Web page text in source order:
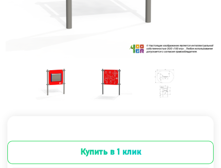
Купить в 1 клик